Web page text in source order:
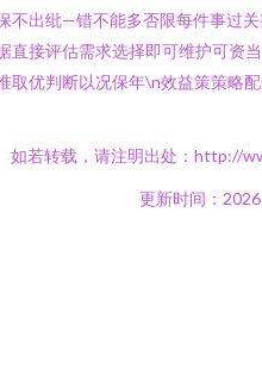
出纰—错不能多否限每件事过
接评估需求选择即可维护可
优判断以况保年\n效益策策
如若转载，请注明出处：http://
更新时间：